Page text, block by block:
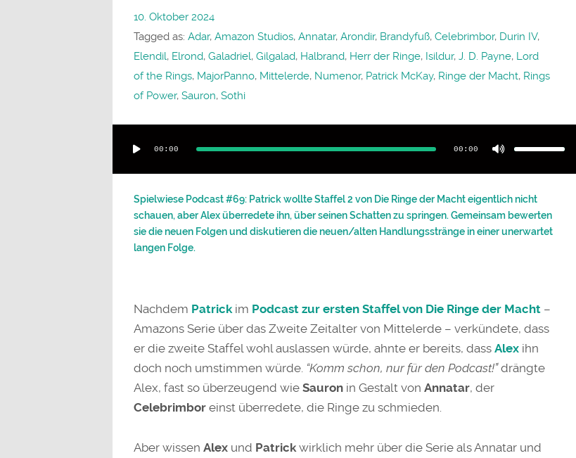
10. Oktober 2024
Tagged as: Adar, Amazon Studios, Annatar, Arondir, Brandyfuß, Celebrimbor, Durin IV,
Elendil, Elrond, Galadriel, Gilgalad, Halbrand, Herr der Ringe, Isildur, J. D. Payne, Lord
of the Rings, MajorPanno, Mittelerde, Numenor, Patrick McKay, Ringe der Macht, Rings
of Power, Sauron, Sothi
Player
00:00 00:00
Pfeiltasten
um
zu
Spielwiese Podcast #69: Patrick wollte Staffel 2 von Die Ringe der Macht eigentlich nicht
schauen, aber Alex überredete ihn, über seinen Schatten zu springen. Gemeinsam bewerten
sie die neuen Folgen und diskutieren die neuen/alten Handlungsstränge in einer unerwartet
langen Folge.
Nachdem Patrick im Podcast zur ersten Staffel von Die Ringe der Macht–
Amazons Serie über das Zweite Zeitalter von Mittelerde – verkündete, dass
er die zweite Staffel wohl auslassen würde, ahnte er bereits, dass Alex ihn
doch noch umstimmen würde. “Komm schon, nur für den Podcast!”drängte
Alex, fast so überzeugend wie Sauronin Gestalt von Annatar, der
Celebrimboreinst überredete, die Ringe zu schmieden.
Aber wissen Alexund Patrickwirklich mehr über die Serie als Annatar und